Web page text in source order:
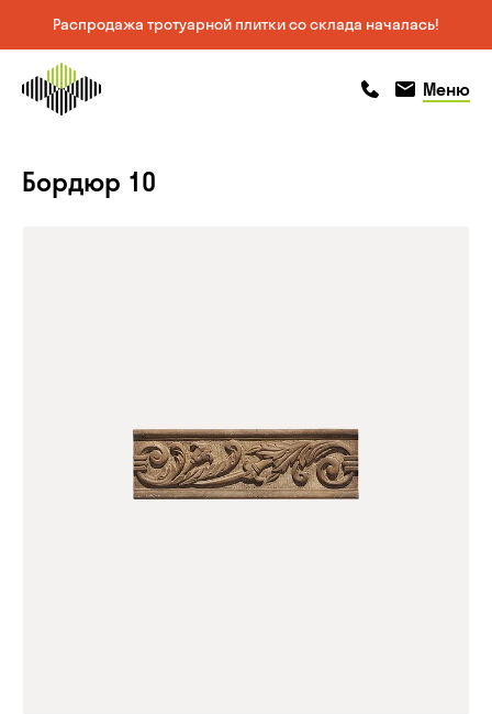
Распродажа тротуарной плитки со склада началась!
На главную
страницу
позвонить
позвонить
Меню
Бордюр 10